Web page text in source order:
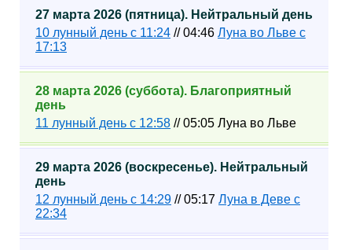
27 марта 2026 (пятница). Нейтральный день
10 лунный день с 11:24 // 04:46 Луна во Льве с
17:13
28 марта 2026 (суббота). Благоприятный
день
11 лунный день с 12:58 // 05:05 Луна во Льве
29 марта 2026 (воскресенье). Нейтральный
день
12 лунный день с 14:29 // 05:17 Луна в Деве с
22:34